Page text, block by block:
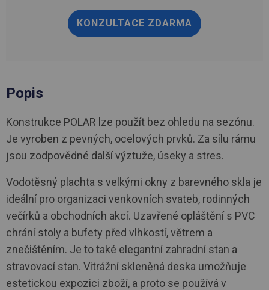
KONZULTACE ZDARMA
Popis
Konstrukce POLAR lze použít bez ohledu na sezónu.
Je vyroben z pevných, ocelových prvků. Za sílu rámu
jsou zodpovědné další výztuže, úseky a stres.
Vodotěsný plachta s velkými okny z barevného skla je
ideální pro organizaci venkovních svateb, rodinných
večírků a obchodních akcí. Uzavřené opláštění s PVC
chrání stoly a bufety před vlhkostí, větrem a
znečištěním. Je to také elegantní zahradní stan a
stravovací stan. Vitrážní skleněná deska umožňuje
estetickou expozici zboží, a proto se používá v